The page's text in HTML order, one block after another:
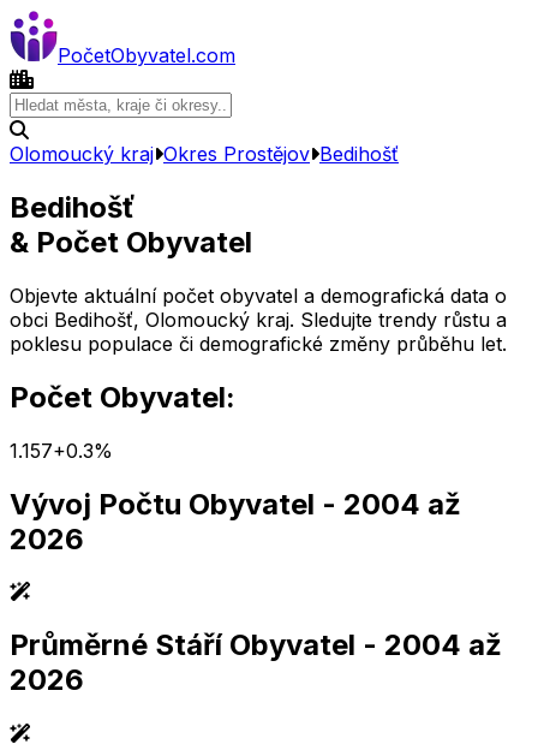
PočetObyvatel.com
Olomoucký kraj Okres Prostějov Bedihošť
Bedihošť
& Počet Obyvatel
Objevte aktuální počet obyvatel a demografická data o
obci Bedihošť, Olomoucký kraj. Sledujte trendy růstu a
poklesu populace či demografické změny průběhu let.
Počet Obyvatel:
1.157+0.3%
Vývoj Počtu Obyvatel - 2004 až
2026
2,005 2,010 2,015 2,020 2,025
2,005 2,010 2,015 2,020 2,025
Průměrné Stáří Obyvatel - 2004 až
2026